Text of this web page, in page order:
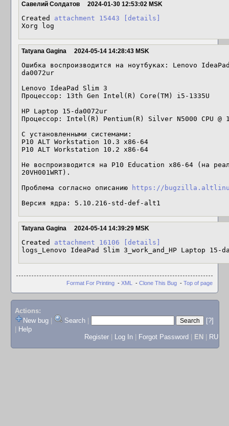
Савелий Солдатов 2024-01-30 12:53:02 MSK
Created attachment 15443
[details]
Xorg log
Tatyana Gagina 2024-05-14 14:28:43 MSK
Ошибка воспроизводится на ноутбуках: Lenovo
da0072ur
Lenovo IdeaPad Slim 3
Процессор: 13th Gen Intel(R) Core(TM) i5-1335U
HP Laptop 15-da0072ur
Процессор: Intel(R) Pentium(R) Silver N5000 CPU @
С установленными системами:
P10 ALT Workstation 10.3 x86-64
P10 ALT Workstation 10.2 x86-64
Не воспроизводится на P10 Education x86-64 (на
20VH001WRT).
Проблема согласно описанию
https://
Версия ядра: 5.10.216-std-def-alt1
Tatyana Gagina 2024-05-14 14:39:29 MSK
Created attachment 16106
[details]
logs_Lenovo IdeaPad Slim 3_work_and_HP Laptop 15-
Format For Printing - XML - Clone This Bug - Top of page
Actions:
New bug
Search
[?]
Help
Register
Log In Forgot Password EN RU